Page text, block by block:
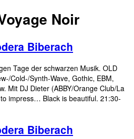
Noir
Biberach
Tage der schwarzen Musik. OLD
Cold-/Synth-Wave, Gothic, EBM,
Mit DJ Dieter (ABBY/Orange Club/La
impress… Black is beautiful. 21:30-
Biberach